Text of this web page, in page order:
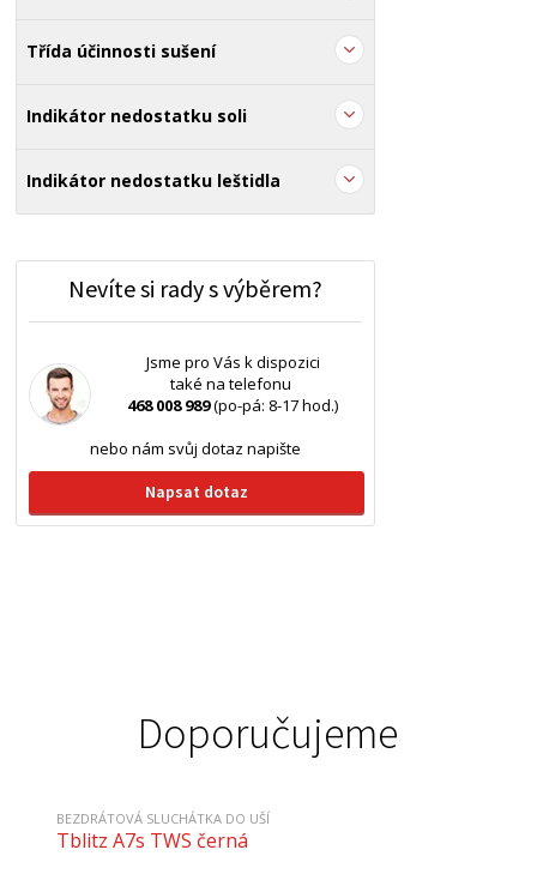
Třída účinnosti sušení
Indikátor nedostatku soli
Indikátor nedostatku leštidla
Nevíte si rady s výběrem?
Jsme pro Vás k dispozici
také na telefonu
468 008 989(po-pá: 8-17 hod.)
nebo nám svůj dotaz napište
Napsat dotaz
Doporučujeme
BEZDRÁTOVÁ SLUCHÁTKA DO UŠÍ
Tblitz A7s TWS černá